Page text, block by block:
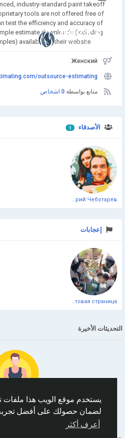
يستخدم موقع الويب هذا ملفات
لضمان حصولك على أفضل
أعرف أكثر
industry-standard paint takeoff
tools are not offered free of
test the efficiency and accuracy of
estimate downloads (including
available on their website
Женский
outsource-estimating/
متابع بواسطة 0 اشخاص
الأصدقاء 1
إعجابات
Официальная тестовая страница
التحديثات الأخيرة
to show